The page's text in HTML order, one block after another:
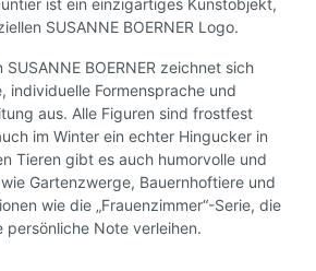
ist ein einzigartiges Kunstobjekt,
SUSANNE BOERNER Logo.
BOERNER zeichnet sich
individuelle Formensprache und
aus. Alle Figuren sind frostfest
im Winter ein echter Hingucker in
Tieren gibt es auch humorvolle und
Gartenzwerge, Bauernhoftiere und
wie die „Frauenzimmer“-Serie, die
persönliche Note verleihen.